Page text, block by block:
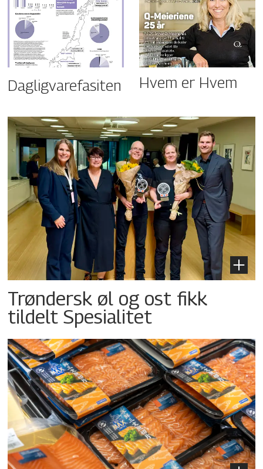
Dagligvarefasiten Hvem er Hvem
Trøndersk øl og ost fikk
tildelt Spesialitet